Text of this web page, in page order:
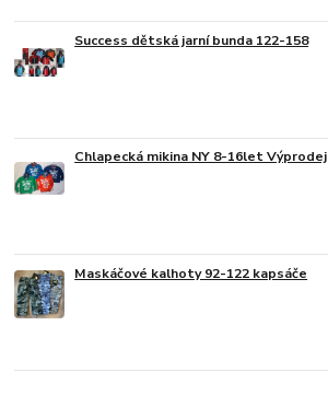
Success dětská jarní bunda 122-158
Chlapecká mikina NY 8-16let Výprodej
Maskáčové kalhoty 92-122 kapsáče